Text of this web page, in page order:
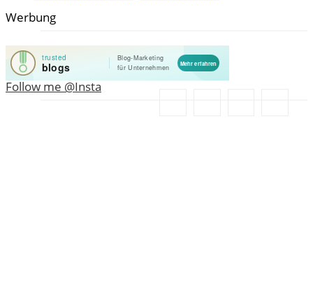
Werbung
Follow me @Insta